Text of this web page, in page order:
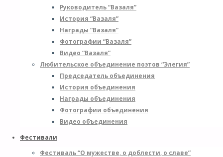
Руководитель “Вазаля”
История “Вазаля”
Награды “Вазаля”
Фотографии “Вазаля”
Видео “Вазаля”
Любительское объединение поэтов “Элегия”
Председатель объединения
История объединения
Награды объединения
Фотографии объединения
Видео объединения
Фестивали
Фестиваль “О мужестве, о доблести, о славе”